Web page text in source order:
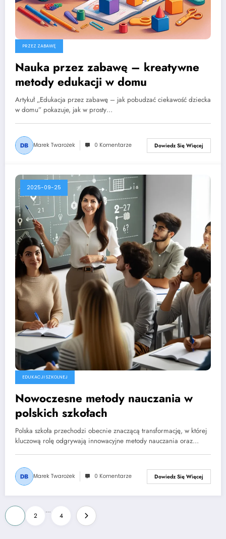
PRZEZ ZABAWĘ
Nauka przez zabawę – kreatywne
metody edukacji w domu
Artykuł „Edukacja przez zabawę – jak pobudzać ciekawość dziecka
w domu” pokazuje, jak w prosty…
Marek Twarożek 0 Komentarze Dowiedz Się Więcej
2025-09-25
EDUKACJI SZKOLNEJ
Nowoczesne metody nauczania w
polskich szkołach
Polska szkoła przechodzi obecnie znaczącą transformację, w której
kluczową rolę odgrywają innowacyjne metody nauczania oraz…
Marek Twarożek 0 Komentarze Dowiedz Się Więcej
Stronicowanie
wpisów
2
…
4